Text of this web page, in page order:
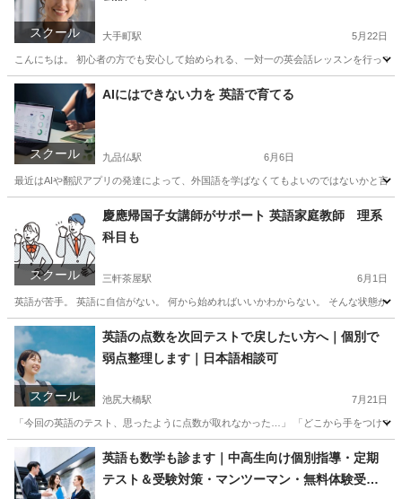
スクール 大手町駅 5月22日
こんにちは。 初心者の方でも安心して始められる、一対一の英会話レッスンを行っ
東京 千代田区 大手町駅 英会話 一対一
スクール
AIにはできない力を 英語で育てる
九品仏駅 6月6日
最近はAIや翻訳アプリの発達によって、外国語を学ばなくてもよいのではないかと言
九品仏駅 英会話 海外
スクール
慶應帰国子女講師がサポート 英語家庭教師 理系
科目も
三軒茶屋駅 6月1日
英語が苦手。 英語に自信がない。 何から始めればいいかわからない。 そんな状態か
東京 目黒区 三軒茶屋駅 家庭教師 理系
スクール
英語の点数を次回テストで戻したい方へ｜個別で
弱点整理します｜日本語相談可
池尻大橋駅 7月21日
「今回の英語のテスト、思ったように点数が取れなかった…」 「どこから手をつけ
東京 世田谷区 池尻大橋駅 家庭教師 弱点
英語も数学も診ます｜中高生向け個別指導・定期
テスト＆受験対策・マンツーマン・無料体験受付